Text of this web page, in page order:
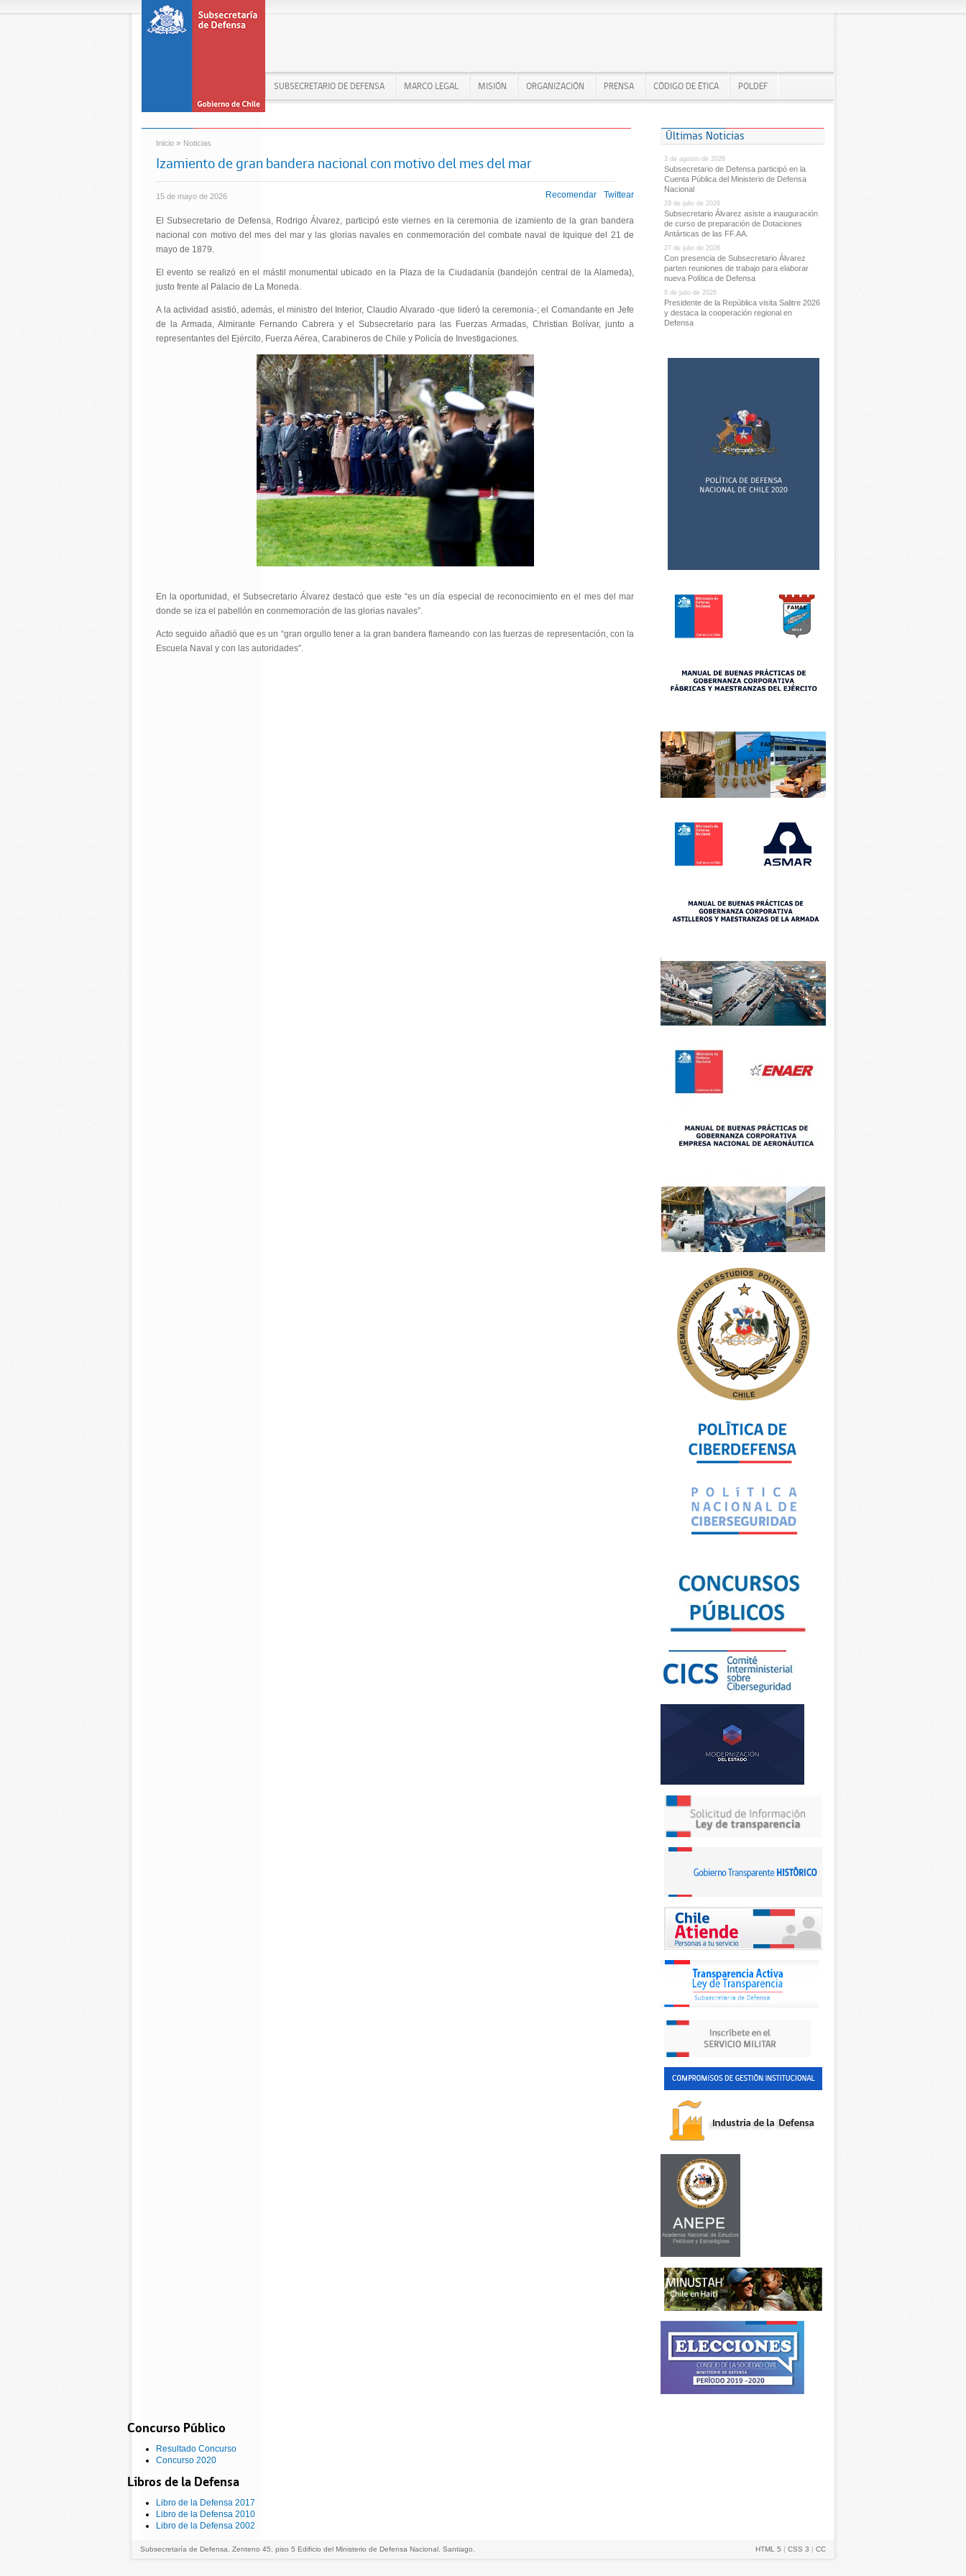
SUBSECRETARIO DE DEFENSA MARCO LEGAL MISIÓN ORGANIZACIÓN PRENSA CÓDIGO DE ÉTICA POLDEF
Inicio » Noticias
Izamiento de gran bandera nacional con motivo del mes del mar
15 de mayo de 2026 Recomendar Twittear
El Subsecretario de Defensa, Rodrigo Álvarez, participó este viernes en la ceremonia de izamiento de la gran bandera
nacional con motivo del mes del mar y las glorias navales en conmemoración del combate naval de Iquique del 21 de
mayo de 1879.
El evento se realizó en el mástil monumental ubicado en la Plaza de la Ciudadanía (bandejón central de la Alameda),
justo frente al Palacio de La Moneda.
A la actividad asistió, además, el ministro del Interior, Claudio Alvarado -que lideró la ceremonia-; el Comandante en Jefe
de la Armada, Almirante Fernando Cabrera y el Subsecretario para las Fuerzas Armadas, Christian Bolívar, junto a
representantes del Ejército, Fuerza Aérea, Carabineros de Chile y Policía de Investigaciones.
En la oportunidad, el Subsecretario Álvarez destacó que este “es un día especial de reconocimiento en el mes del mar
donde se iza el pabellón en conmemoración de las glorias navales”.
Acto seguido añadió que es un “gran orgullo tener a la gran bandera flameando con las fuerzas de representación, con la
Escuela Naval y con las autoridades”.
Últimas Noticias
3 de agosto de 2026
Subsecretario de Defensa participó en la
Cuenta Pública del Ministerio de Defensa
Nacional
29 de julio de 2026
Subsecretario Álvarez asiste a inauguración
de curso de preparación de Dotaciones
Antárticas de las FF.AA.
27 de julio de 2026
Con presencia de Subsecretario Álvarez
parten reuniones de trabajo para elaborar
nueva Política de Defensa
9 de julio de 2026
Presidente de la República visita Salitre 2026
y destaca la cooperación regional en
Defensa
Concurso Público
Resultado Concurso
Concurso 2020
Libros de la Defensa
Libro de la Defensa 2017
Libro de la Defensa 2010
Libro de la Defensa 2002
Subsecretaría de Defensa. Zenteno 45, piso 5 Edificio del Ministerio de Defensa Nacional. Santiago. HTML 5 | CSS 3 | CC